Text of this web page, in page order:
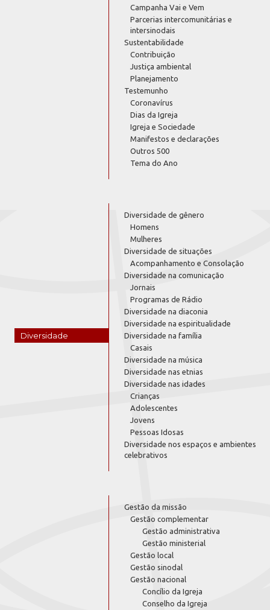
Campanha Vai e Vem
Parcerias intercomunitárias e
intersinodais
Sustentabilidade
Contribuição
Justiça ambiental
Planejamento
Testemunho
Coronavírus
Dias da Igreja
Igreja e Sociedade
Manifestos e declarações
Outros 500
Tema do Ano
Diversidade
Diversidade de gênero
Homens
Mulheres
Diversidade de situações
Acompanhamento e Consolação
Diversidade na comunicação
Jornais
Programas de Rádio
Diversidade na diaconia
Diversidade na espiritualidade
Diversidade na família
Casais
Diversidade na música
Diversidade nas etnias
Diversidade nas idades
Crianças
Adolescentes
Jovens
Pessoas Idosas
Diversidade nos espaços e ambientes
celebrativos
Gestão da missão
Gestão complementar
Gestão administrativa
Gestão ministerial
Gestão local
Gestão sinodal
Gestão nacional
Concílio da Igreja
Conselho da Igreja